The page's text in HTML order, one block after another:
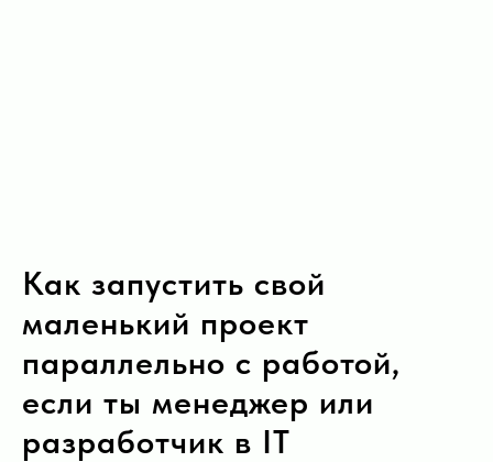
Как запустить свой
маленький проект
параллельно с работой,
если ты менеджер или
разработчик в IT